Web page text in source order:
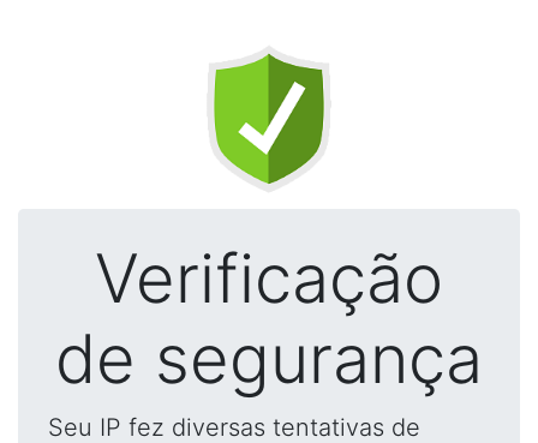
Verificação
de segurança
Seu IP fez diversas tentativas de